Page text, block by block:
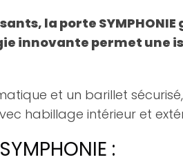
la porte
innovante permet une
et un barillet
habillage intérieur et
: